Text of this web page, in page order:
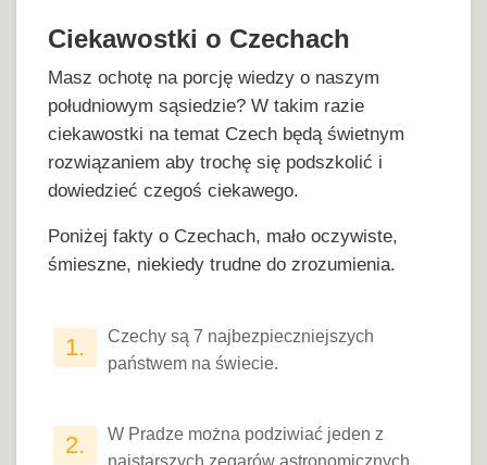
Ciekawostki o Czechach
Masz ochotę na porcję wiedzy o naszym
południowym sąsiedzie? W takim razie
ciekawostki na temat Czech będą świetnym
rozwiązaniem aby trochę się podszkolić i
dowiedzieć czegoś ciekawego.
Poniżej fakty o Czechach, mało oczywiste,
śmieszne, niekiedy trudne do zrozumienia.
1.
Czechy są 7 najbezpieczniejszych
państwem na świecie.
2.
W Pradze można podziwiać jeden z